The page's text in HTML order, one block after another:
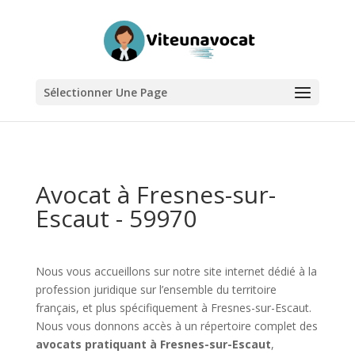
Sélectionner Une Page
Avocat à Fresnes-sur-
Escaut - 59970
Nous vous accueillons sur notre site internet dédié à la
profession juridique sur l’ensemble du territoire
français, et plus spécifiquement à Fresnes-sur-Escaut.
Nous vous donnons accès à un répertoire complet des
avocats pratiquant à Fresnes-sur-Escaut,